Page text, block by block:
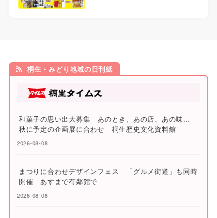
桐生・みどり地域の日刊紙
和菓子の思い出大募集 あのとき、あの店、あの味…
秋に予定の企画展に合わせ 桐生歴史文化資料館
2026-08-08
まつりに合わせデザインフェス 「グルメ街道」も同時
開催 あすまで有鄰館で
2026-08-08